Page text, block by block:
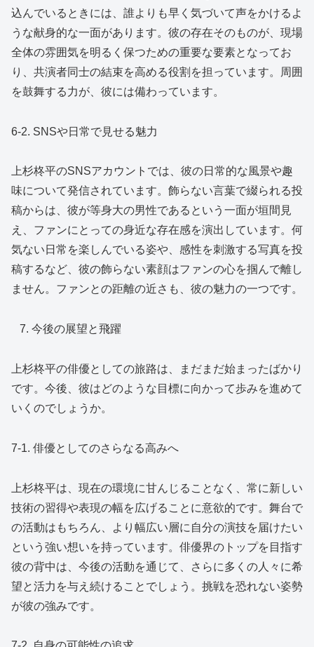
込んでいるときには、誰よりも早く気づいて声をかけるよ
うな献身的な一面があります。彼の存在そのものが、現場
全体の雰囲気を明るく保つための重要な要素となってお
り、共演者同士の結束を高める役割を担っています。周囲
を鼓舞する力が、彼には備わっています。
6-2. SNSや日常で見せる魅力
上杉柊平のSNSアカウントでは、彼の日常的な風景や趣
味について発信されています。飾らない言葉で綴られる投
稿からは、彼が等身大の男性であるという一面が垣間見
え、ファンにとっての身近な存在感を演出しています。何
気ない日常を楽しんでいる姿や、感性を刺激する写真を投
稿するなど、彼の飾らない素顔はファンの心を掴んで離し
ません。ファンとの距離の近さも、彼の魅力の一つです。
今後の展望と飛躍
上杉柊平の俳優としての旅路は、まだまだ始まったばかり
です。今後、彼はどのような目標に向かって歩みを進めて
いくのでしょうか。
7-1. 俳優としてのさらなる高みへ
上杉柊平は、現在の環境に甘んじることなく、常に新しい
技術の習得や表現の幅を広げることに意欲的です。舞台で
の活動はもちろん、より幅広い層に自分の演技を届けたい
という強い想いを持っています。俳優界のトップを目指す
彼の背中は、今後の活動を通じて、さらに多くの人々に希
望と活力を与え続けることでしょう。挑戦を恐れない姿勢
が彼の強みです。